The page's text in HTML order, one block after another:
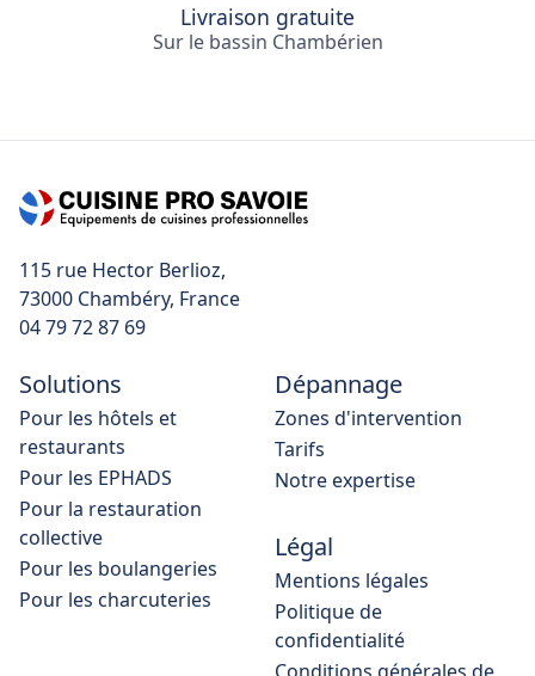
Livraison gratuite
Sur le bassin Chambérien
115 rue Hector Berlioz,
04 79 72 87 69
Solutions
Pour les hôtels et
restaurants
Pour les EPHADS
Pour la restauration
collective
Pour les boulangeries
Pour les charcuteries
Dépannage
Zones d'intervention
Tarifs
Notre expertise
Légal
Mentions légales
Politique de
confidentialité